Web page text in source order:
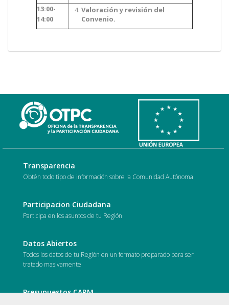
13:00-
14:00
Valoración y revisión del
Convenio.
Transparencia
Obtén todo tipo de información sobre la Comunidad Autónoma
Participacion Ciudadana
Participa en los asuntos de tu Región
Datos Abiertos
Todos los datos de tu Región en un formato preparado para ser
tratado masivamente
Presupuestos CARM